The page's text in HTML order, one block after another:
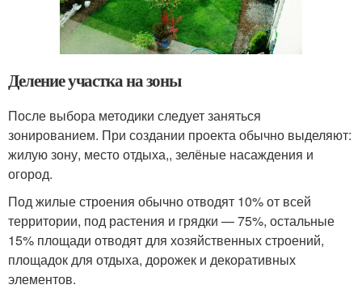
Деление участка на зоны
После выбора методики следует заняться
зонированием. При создании проекта обычно выделяют:
жилую зону, место отдыха,, зелёные насаждения и
огород.
Под жилые строения обычно отводят 10% от всей
территории, под растения и грядки — 75%, остальные
15% площади отводят для хозяйственных строений,
площадок для отдыха, дорожек и декоративных
элементов.